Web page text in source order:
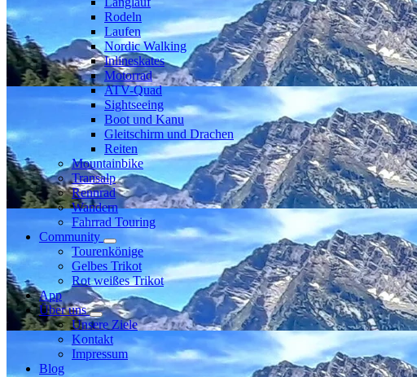
Rodeln
Laufen
Nordic Walking
Inlineskates
Motorrad
ATV-Quad
Sightseeing
Boot und Kanu
Gleitschirm und Drachen
Reiten
Mountainbike
Transalp
Rennrad
Wandern
Fahrrad Touring
Community
Tourenkönige
Gelbes Trikot
Rot weißes Trikot
App
Über uns
Unsere Ziele
Kontakt
Impressum
Blog